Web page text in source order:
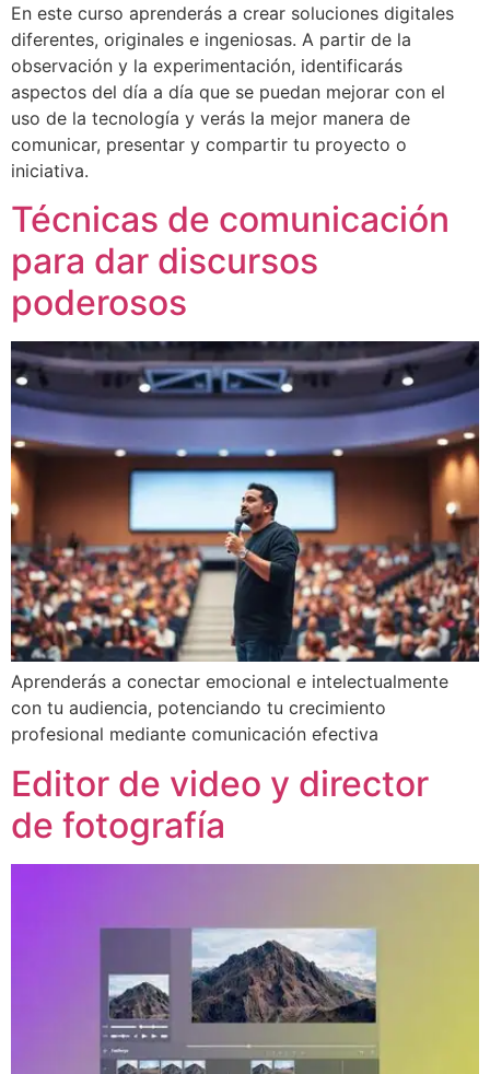
En este curso aprenderás a crear soluciones digitales
diferentes, originales e ingeniosas. A partir de la
observación y la experimentación, identificarás
aspectos del día a día que se puedan mejorar con el
uso de la tecnología y verás la mejor manera de
comunicar, presentar y compartir tu proyecto o
iniciativa.
Técnicas de comunicación
para dar discursos
poderosos
Aprenderás a conectar emocional e intelectualmente
con tu audiencia, potenciando tu crecimiento
profesional mediante comunicación efectiva
Editor de video y director
de fotografía